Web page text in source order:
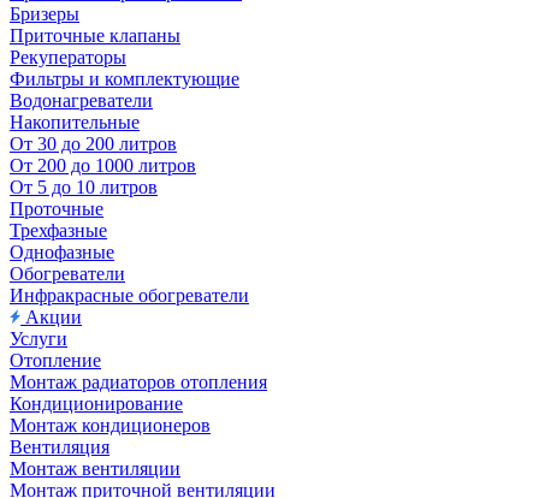
Бризеры
Приточные клапаны
Рекуператоры
Фильтры и комплектующие
Водонагреватели
Накопительные
От 30 до 200 литров
От 200 до 1000 литров
От 5 до 10 литров
Проточные
Трехфазные
Однофазные
Обогреватели
Инфракрасные обогреватели
Акции
Услуги
Отопление
Монтаж радиаторов отопления
Кондиционирование
Монтаж кондиционеров
Вентиляция
Монтаж вентиляции
Монтаж приточной вентиляции